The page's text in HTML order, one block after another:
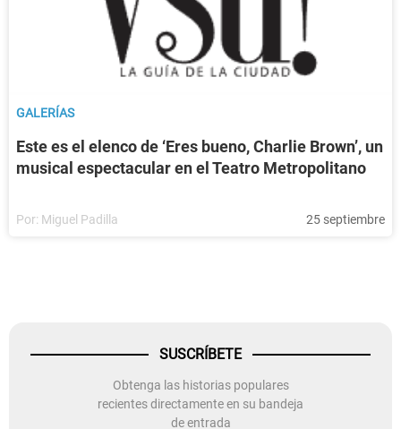
GALERÍAS
Este es el elenco de ‘Eres bueno, Charlie Brown’, un
musical espectacular en el Teatro Metropolitano
Por: Miguel Padilla 25 septiembre
SUSCRÍBETE
Obtenga las historias populares
recientes directamente en su bandeja
de entrada